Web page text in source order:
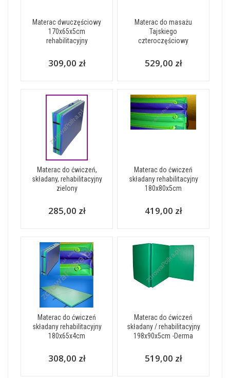
Materac dwuczęściowy
170x65x5cm
rehabilitacyjny
309,00 zł
Materac do masażu
Tajskiego
czteroczęściowy
529,00 zł
Materac do ćwiczeń,
składany, rehabilitacyjny
zielony
285,00 zł
Materac do ćwiczeń
składany rehabilitacyjny
180x80x5cm
419,00 zł
Materac do ćwiczeń
składany rehabilitacyjny
180x65x4cm
308,00 zł
Materac do ćwiczeń
składany / rehabilitacyjny
198x90x5cm -Derma
519,00 zł